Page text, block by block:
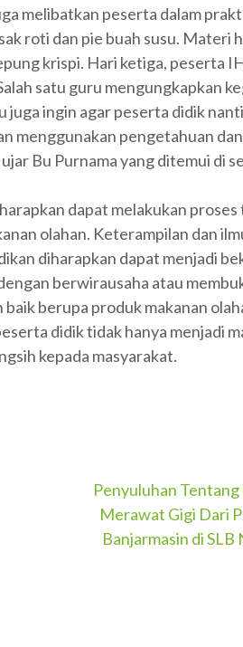
melibatkan peserta dalam
roti dan pie buah susu. Materi
krispi. Hari ketiga, peserta
satu guru mengungkapkan
juga ingin agar peserta didik
menggunakan pengetahuan
Bu Purnama yang ditemui di
dapat melakukan
olahan. Keterampilan dan
diharapkan dapat menjadi
berwirausaha atau
berupa produk makanan
didik tidak hanya menjadi
kepada masyarakat.
Penyuluhan
Merawat Gigi Dari
Banjarmasin di